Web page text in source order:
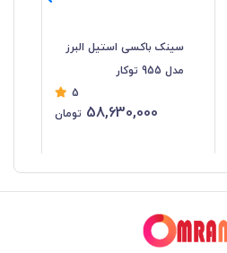
سینک باکسی استیل البرز
مدل 955 توکار
5
58,630,000 تومان